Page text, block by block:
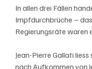
In allen drei Fällen
Impfdurchbrüche –
Regierungsräte
Jean-Pierre Gallati
nach Aufkommen von